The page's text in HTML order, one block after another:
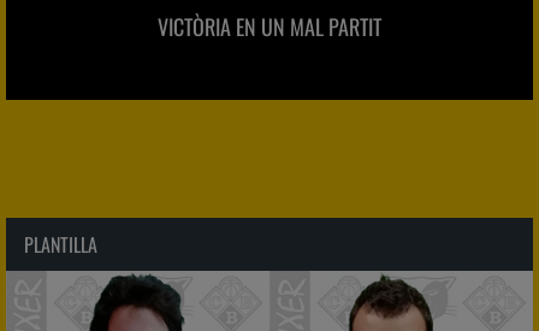
VICTÒRIA EN UN MAL PARTIT
PLANTILLA